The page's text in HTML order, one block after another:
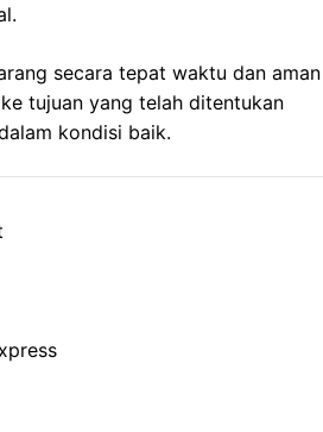
secara tepat waktu dan aman
tujuan yang telah ditentukan
kondisi baik.